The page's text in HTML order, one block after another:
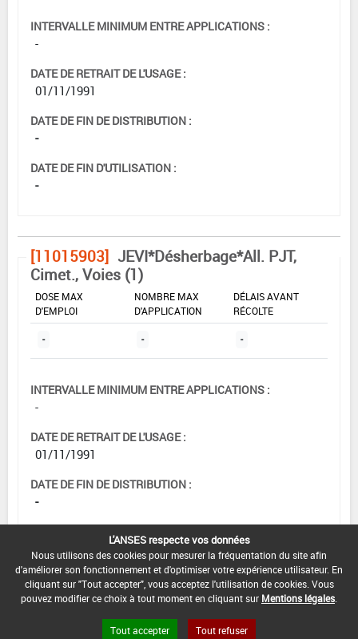
INTERVALLE MINIMUM ENTRE APPLICATIONS :
-
DATE DE RETRAIT DE L'USAGE :
01/11/1991
DATE DE FIN DE DISTRIBUTION :
-
DATE DE FIN D'UTILISATION :
-
[11015903] JEVI*Désherbage*All. PJT,
Cimet., Voies (1)
DOSE MAX
D'EMPLOI
NOMBRE MAX
D'APPLICATION
DÉLAIS AVANT
RÉCOLTE
- - -
INTERVALLE MINIMUM ENTRE APPLICATIONS :
-
DATE DE RETRAIT DE L'USAGE :
01/11/1991
DATE DE FIN DE DISTRIBUTION :
-
DATE DE FIN D'UTILISATION :
-
L'ANSES respecte vos données
Nous utilisons des cookies pour mesurer la fréquentation du site afin
d'améliorer son fonctionnement et d'optimiser votre expérience utilisateur. En
cliquant sur "Tout accepter", vous acceptez l'utilisation de cookies. Vous
pouvez modifier ce choix à tout moment en cliquant sur Mentions légales
Tout accepter Tout refuser